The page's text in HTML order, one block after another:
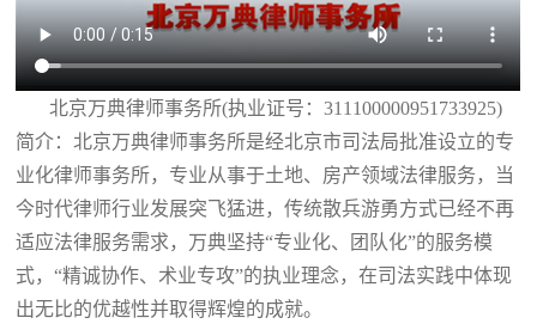
北京万典律师事务所(执业证号：311100000951733925)
简介：北京万典律师事务所是经北京市司法局批准设立的专
业化律师事务所，专业从事于土地、房产领域法律服务，当
今时代律师行业发展突飞猛进，传统散兵游勇方式已经不再
适应法律服务需求，万典坚持“专业化、团队化”的服务模
式，“精诚协作、术业专攻”的执业理念，在司法实践中体现
出无比的优越性并取得辉煌的成就。